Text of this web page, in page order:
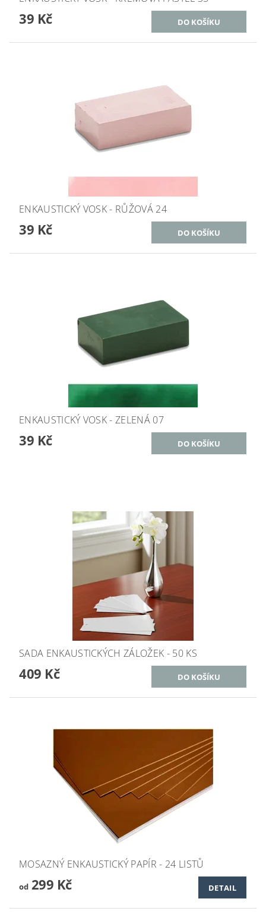
39 Kč
ENKAUSTICKÝ VOSK - RŮŽOVÁ 24
39 Kč
ENKAUSTICKÝ VOSK - ZELENÁ 07
39 Kč
SADA ENKAUSTICKÝCH ZÁLOŽEK - 50 KS
409 Kč
MOSAZNÝ ENKAUSTICKÝ PAPÍR - 24 LISTŮ
od299 Kč DETAIL